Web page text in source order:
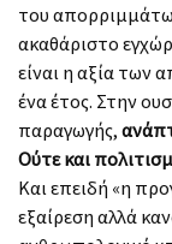
του
ακαθάριστο
είναι η αξία των
ένα έτος. Στην
παραγωγής,
Ούτε και
Και επειδή «η
εξαίρεση αλλά